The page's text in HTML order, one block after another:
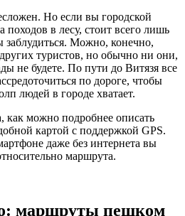
Но если вы городской
походов в лесу, стоит всего лишь
заблудиться. Можно, конечно,
туристов, но обычно ни они,
не будете. По пути до Витязя все
по дороге, чтобы
людей в городе хватает.
можно подробнее описать
картой с поддержкой GPS.
даже без интернета вы
маршрута.
маршруты пешком